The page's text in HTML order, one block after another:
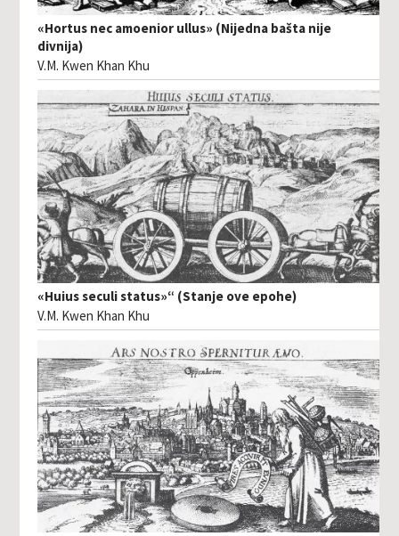
«Hortus nec amoenior ullus» (Nijedna bašta nije
divnija)
V.M. Kwen Khan Khu
«Huius seculi status»“ (Stanje ove epohe)
V.M. Kwen Khan Khu